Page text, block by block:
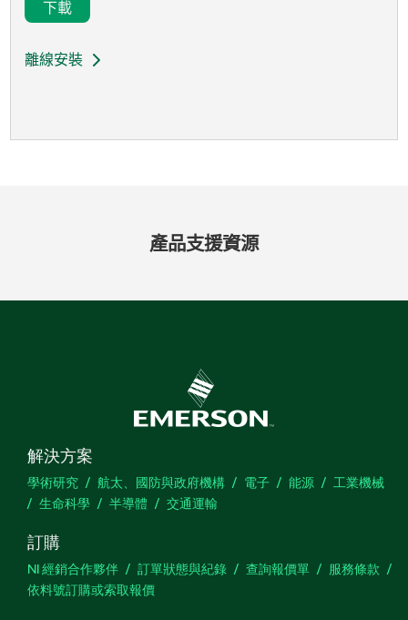
下載
離線安裝
產品支援資源
解決方案
學術研究 航太、國防與政府機構 電子 能源
工業機械
生命科學
半導體 交通運輸
訂購
NI 經銷合作夥伴 訂單狀態與紀錄 查詢報價單
服務條款
依料號訂購或索取報價